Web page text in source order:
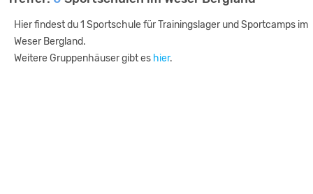
Hier findest du 1 Sportschule für Trainingslager und Sportcamps im
Weser Bergland.
Weitere Gruppenhäuser gibt es hier.